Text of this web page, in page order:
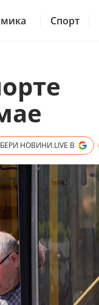
Спорт
НОВИНИ.LIVE В